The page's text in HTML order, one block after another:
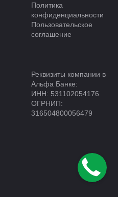
Политика
конфиденциальности
Пользовательское
соглашение
Реквизиты компании в
Альфа Банке:
ИНН: 531102054176
ОГРНИП:
316504800056479